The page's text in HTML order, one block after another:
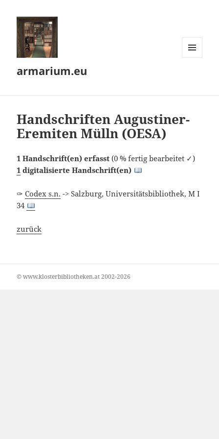
armarium.eu
Handschriften Augustiner-
Eremiten Mülln (OESA)
1 Handschrift(en) erfasst (0 % fertig bearbeitet ✓)
1 digitalisierte Handschrift(en)
✑Codex s.n. -> Salzburg, Universitätsbibliothek, M I
34
zurück
© www.klosterbibliotheken.at 2002-2026